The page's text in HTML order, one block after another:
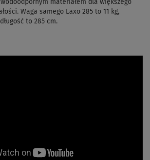
materiałem dla większego
Waga samego Laxo 285 to 11 kg,
to 285 cm.